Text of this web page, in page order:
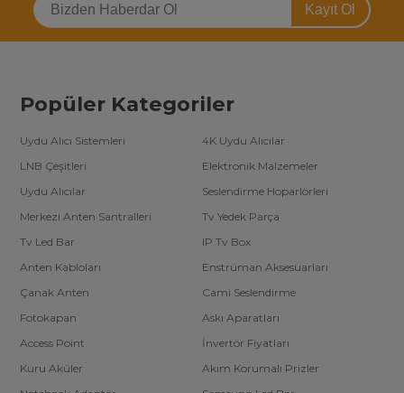
dikkat etmeniz gereken noktalar:
sessiz çalışma gibi özelliklere dikkat edin.
Malzeme Kalitesi: Dayanıklı malzemelerden üretilmiş
önleyerek cihazınızı korumanıza yardımcı olur. Ergonomik
saatler boyunca verimli bir kullanım sağlar. Cihazınızı serin ve
taşıyabilirsiniz.
Hemen notebook soğutucu modellerimizi inceleyin ve cihazınızın
Kayıt Ol
Popüler Kategoriler
Uydu Alıcı Sistemleri
4K Uydu Alıcılar
LNB Çeşitleri
Elektronik Malzemeler
Uydu Alıcılar
Seslendirme Hoparlörleri
Merkezi Anten Santralleri
Tv Yedek Parça
Tv Led Bar
IP Tv Box
Anten Kabloları
Enstrüman Aksesuarları
Çanak Anten
Cami Seslendirme
Fotokapan
Askı Aparatları
Access Point
İnvertör Fiyatları
Kuru Aküler
Akım Korumalı Prizler